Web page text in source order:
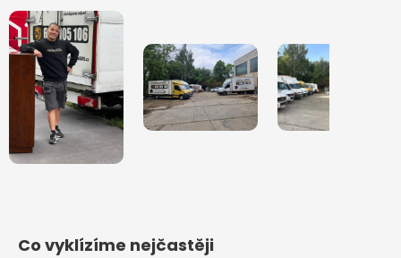
Co vyklízíme nejčastěji